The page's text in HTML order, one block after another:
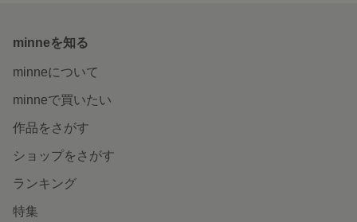
minneを知る
minneについて
minneで買いたい
作品をさがす
ショップをさがす
ランキング
特集